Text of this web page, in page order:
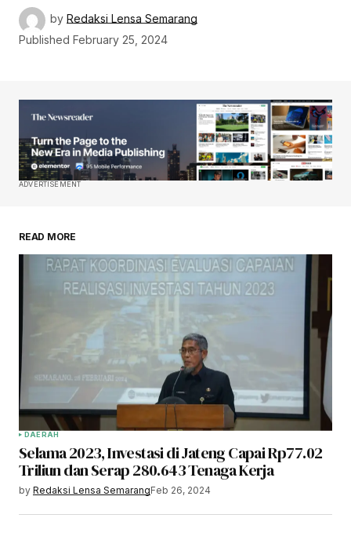
by Redaksi Lensa Semarang
Published February 25, 2024
ADVERTISEMENT
READ MORE
DAERAH
Selama 2023, Investasi di Jateng Capai Rp77.02
Triliun dan Serap 280.643 Tenaga Kerja
by Redaksi Lensa SemarangFeb 26, 2024